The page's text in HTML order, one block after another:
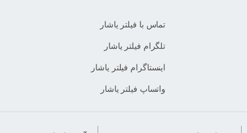
تماس با فیلتر یاشار
تلگرام فیلتر یاشار
اینستاگرام فیلتر یاشار
واتساپ فیلتر یاشار